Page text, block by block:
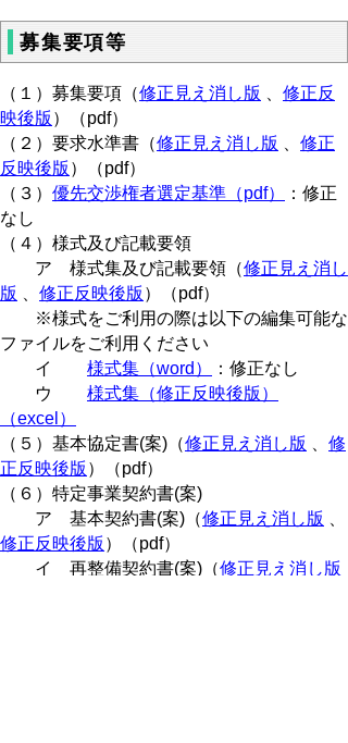
募集要項等
（１）募集要項（修正見え消し版
修正反
映後版 ）（pdf）
（２）要求水準書（修正見え消し版
修正
反映後版 ）（pdf）
（３） 優先交渉権者選定基準（pdf）
：修正
なし
（４）様式及び記載要領
ア 様式集及び記載要領（修正見え消し
版
修正反映後版 ）（pdf）
※様式をご利用の際は以下の編集可能な
ファイルをご利用ください
イ 様式集（word）
：修正なし
ウ 様式集（修正反映後版）
（excel）
（５）基本協定書(案)（修正見え消し版
修
正反映後版 ）（pdf）
（６）特定事業契約書(案)
ア 基本契約書(案)（修正見え消し版
修正反映後版 ）（pdf）
イ 再整備契約書(案)（修正見え消し版